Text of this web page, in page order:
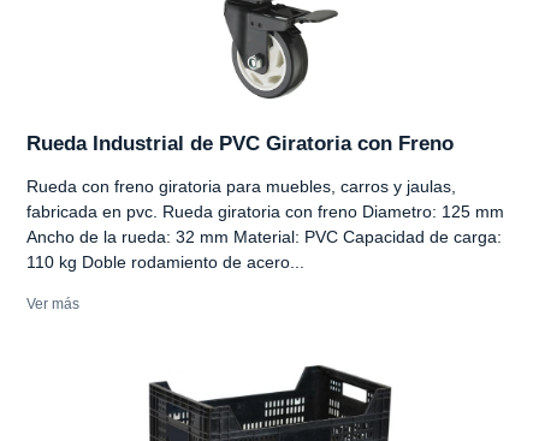
Rueda Industrial de PVC Giratoria con Freno
Rueda con freno giratoria para muebles, carros y jaulas,
fabricada en pvc. Rueda giratoria con freno Diametro: 125 mm
Ancho de la rueda: 32 mm Material: PVC Capacidad de carga:
110 kg Doble rodamiento de acero...
Ver más